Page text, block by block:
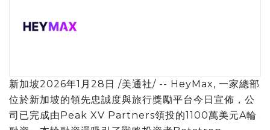
新加坡2026年1月28日 /美通社/ -- HeyMax, 一家總部
位於新加坡的領先忠誠度與旅行獎勵平台今日宣佈，公
司已完成由Peak XV Partners領投的1100萬美元A輪